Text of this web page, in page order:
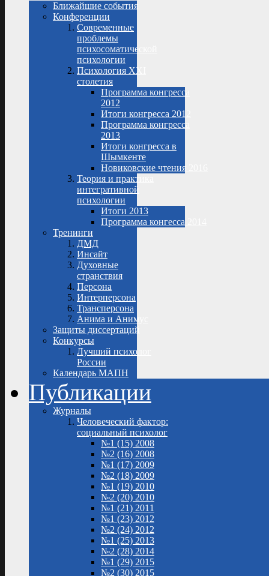
Ближайшие события
Конференции
Современные
проблемы
психосоматической
психологии
Психология XXI
столетия
Программа конгресса
2012
Итоги конгресса 2012
Программа конгресса
2013
Итоги конгресса в
Шымкенте
Новиковские чтения 2016
Теория и практика
интегративной
психологии
Итоги 2013
Программа конгесса 2014
Тренинги
ДМД
Инсайт
Духовные
странствия
Персона
Интерперсона
Трансперсона
Анима и Анимус
Защиты диссертаций
Конкурсы
Лучший психолог
России
Календарь МАПН
Публикации
Журналы
Человеческий фактор:
социальный психолог
№1 (15) 2008
№2 (16) 2008
№1 (17) 2009
№2 (18) 2009
№1 (19) 2010
№2 (20) 2010
№1 (21) 2011
№1 (23) 2012
№2 (24) 2012
№1 (25) 2013
№2 (28) 2014
№1 (29) 2015
№2 (30) 2015